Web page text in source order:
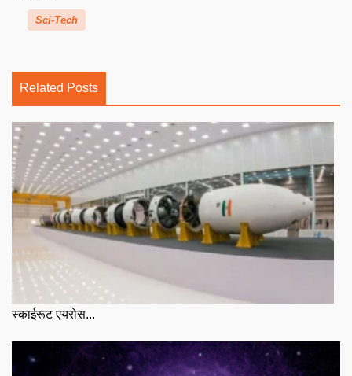
Sci-Tech
Related Posts
स्काईरूट एयरोस...